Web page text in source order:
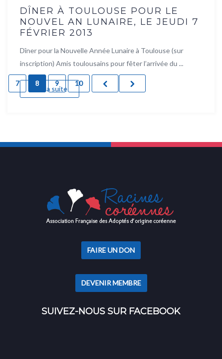
DÎNER À TOULOUSE POUR LE
NOUVEL AN LUNAIRE, LE JEUDI 7
FÉVRIER 2013
Dîner pour la Nouvelle Année Lunaire à Toulouse (sur
inscription) Amis toulousains pour fêter l’arrivée du ...
Lire la suite
7 8 9 10
FAIRE UN DON
DEVENIR MEMBRE
SUIVEZ-NOUS SUR FACEBOOK